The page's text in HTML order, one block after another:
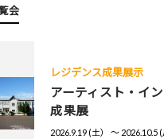
会
レジデンス成果展示
アーティスト・イ
成果展
2026.9.19 (土） 〜 2026.10.5 (